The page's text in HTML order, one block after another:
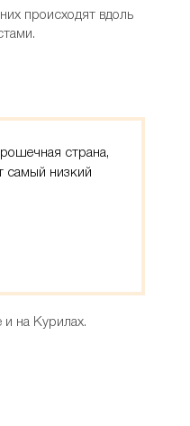
происходят вдоль
страна,
самый низкий
и на Курилах.